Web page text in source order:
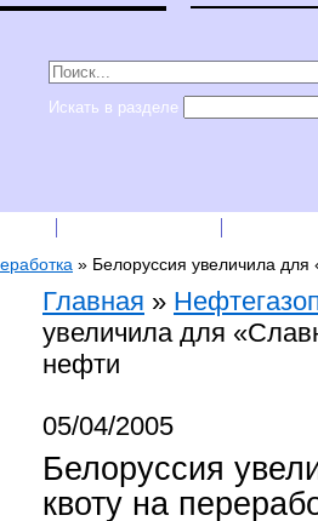
Искать в разделе
» Белоруссия увеличила
Главная »
увеличила для
нефти
05/04/2005
Белоруссия
квоту на